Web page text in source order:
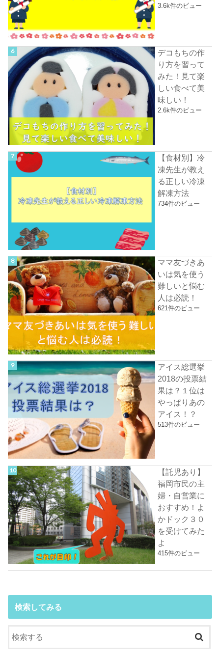
3.6k件のビュー
デコもちの作
り方を習って
みた！見て楽
しい食べて美
味しい！
2.6k件のビュー
【食材別】冷
凍先生が教え
る正しい冷凍
解凍方法
734件のビュー
ママ友づきあ
いは気を使う
難しいと悩む
人は必読！
621件のビュー
アイス総選挙
2018の投票結
果は？１位は
やっぱりあの
アイス！？
513件のビュー
【託児あり】
福岡市民の主
婦・自営業に
おすすめ！よ
かドック３０
を受けてみた
よ
415件のビュー
検索してみる